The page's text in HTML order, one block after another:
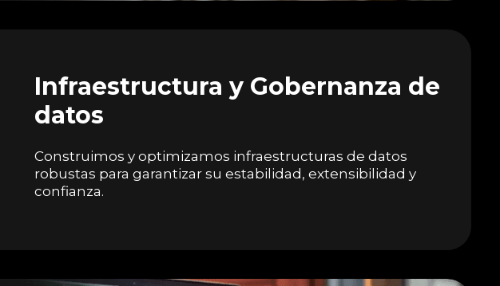
Infraestructura y Gobernanza de
datos
Construimos y optimizamos infraestructuras de datos
robustas para garantizar su estabilidad, extensibilidad y
confianza.